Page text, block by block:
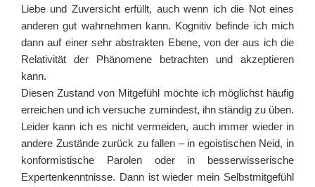
Liebe und Zuversicht erfüllt, auch wenn ich die Not eines
anderen gut wahrnehmen kann. Kognitiv befinde ich mich
dann auf einer sehr abstrakten Ebene, von der aus ich die
Relativität der Phänomene betrachten und akzeptieren
kann.
Diesen Zustand von Mitgefühl möchte ich möglichst häufig
erreichen und ich versuche zumindest, ihn ständig zu üben.
Leider kann ich es nicht vermeiden, auch immer wieder in
andere Zustände zurück zu fallen – in egoistischen Neid, in
konformistische Parolen oder in besserwisserische
Expertenkenntnisse. Dann ist wieder mein Selbstmitgefühl